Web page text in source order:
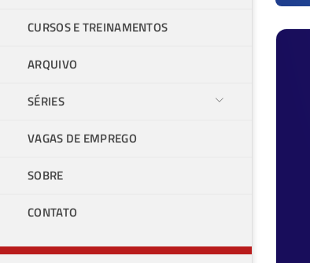
CURSOS E TREINAMENTOS
ARQUIVO
SÉRIES
VAGAS DE EMPREGO
SOBRE
CONTATO